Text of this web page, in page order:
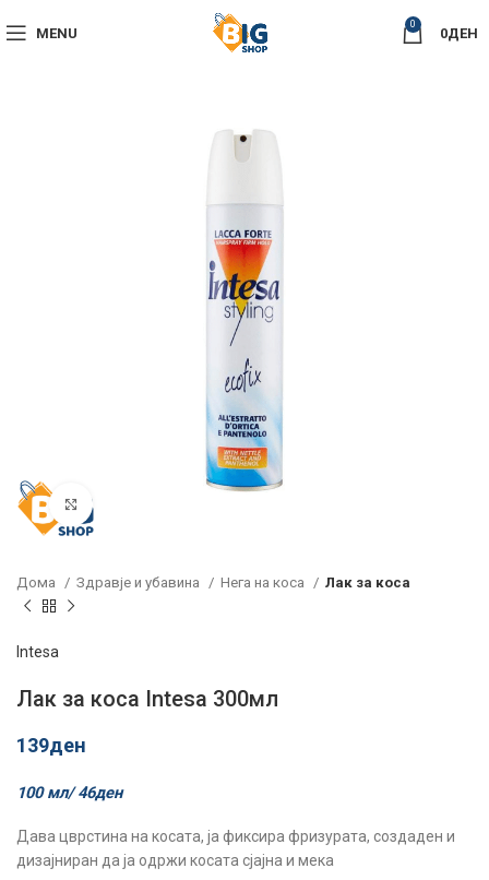
MENU
0
0ДЕН
Click to enlarge
Дома Здравје и убавина Нега на коса Лак за коса
Intesa
Лак за коса Intesa 300мл
139ден
100 мл/ 46ден
Дава цврстина на косата, ја фиксира фризурата, создаден и
дизајниран да ја одржи косата сјајна и мека